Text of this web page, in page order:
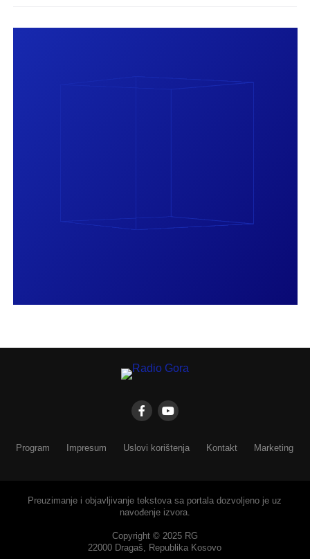
Program Impresum Uslovi korištenja Kontakt Marketing
Preuzimanje i objavljivanje tekstova sa portala dozvoljeno je uz
navođenje izvora.
Copyright © 2025 RG
22000 Dragaš, Republika Kosovo